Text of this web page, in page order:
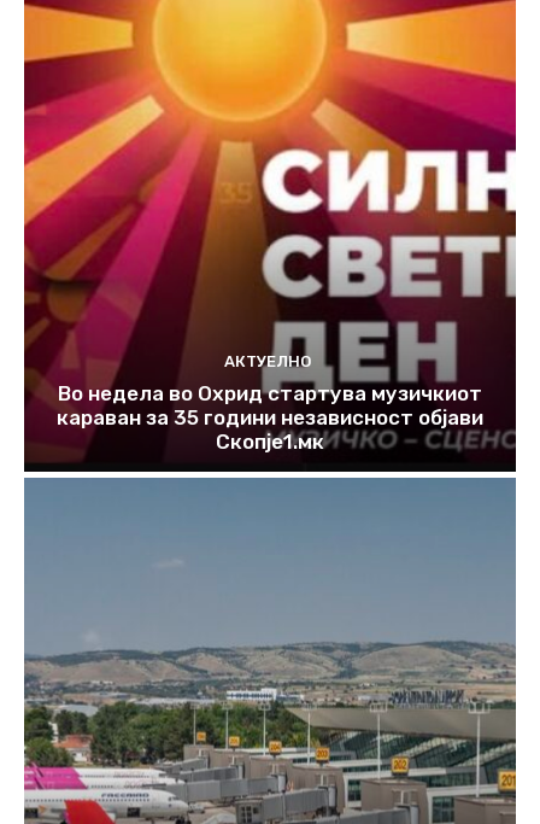
АКТУЕЛНО
Во недела во Охрид стартува музичкиот
караван за 35 години независност објави
Скопје1.мк